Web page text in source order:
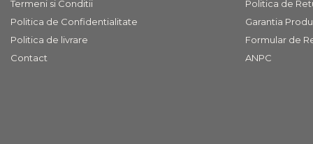
PUFOASE(SHAGGY)FIR
LUNG
Termeni si Conditii
Politica de Confidentialitate
Politica de livrare
Contact
Politica de
Garantia
Formular de
ANPC